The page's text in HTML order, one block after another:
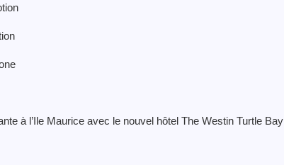
à l’Ile Maurice avec le nouvel hôtel The Westin Turtle Bay